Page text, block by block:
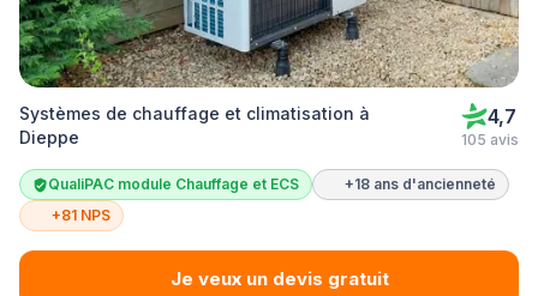
Systèmes de chauffage et climatisation à
Dieppe
4,7
105 avis
QualiPAC module Chauffage et ECS
+18 ans d'ancienneté
+81 NPS
Je veux un devis gratuit